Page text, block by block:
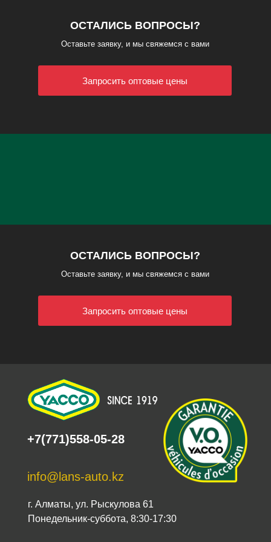
ОСТАЛИСЬ ВОПРОСЫ?
Оставьте заявку, и мы свяжемся с вами
Запросить оптовые цены
ОСТАЛИСЬ ВОПРОСЫ?
Оставьте заявку, и мы свяжемся с вами
Запросить оптовые цены
+7(771)558-05-28
info@lans-auto.kz
г. Алматы, ул. Рыскулова 61
Понедельник-суббота, 8:30-17:30